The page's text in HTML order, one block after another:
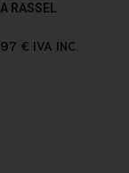
RASSEL
€ IVA INC.